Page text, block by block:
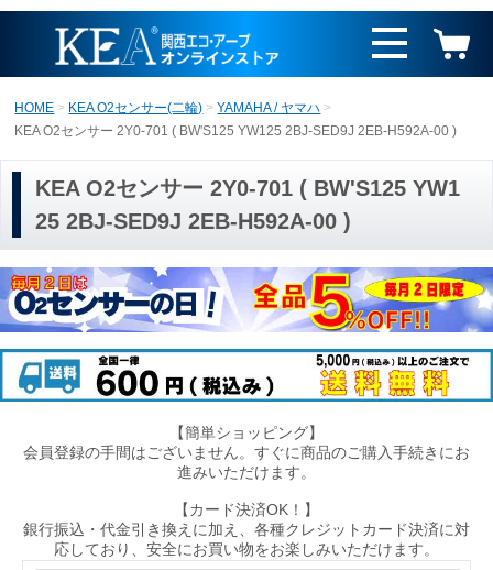
HOME KEA O2センサー(二輪)
YAMAHA / ヤマハ
KEA O2センサー 2Y0-701 ( BW'S125 YW125 2BJ-SED9J 2EB-H592A-00 )
KEA O2センサー 2Y0-701 ( BW'S125 YW1
25 2BJ-SED9J 2EB-H592A-00 )
【簡単ショッピング】
会員登録の手間はございません。すぐに商品のご購入手続きにお
進みいただけます。
【カード決済OK！】
銀行振込・代金引き換えに加え、各種クレジットカード決済に対
応しており、安全にお買い物をお楽しみいただけます。